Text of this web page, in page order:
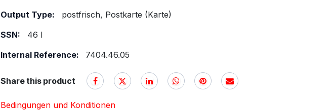
Output Type:
postfrisch, Postkarte (Karte)
SSN:
46 I
Internal Reference:
7404.46.05
Share this product
Bedingungen und Konditionen